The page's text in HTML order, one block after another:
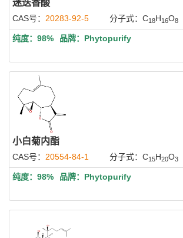
迷迭香酸
CAS号： 20283-92-5 分子式：C18H16O8
纯度：98% 品牌：Phytopurify
小白菊内酯
CAS号： 20554-84-1 分子式：C15H20O3
纯度：98% 品牌：Phytopurify